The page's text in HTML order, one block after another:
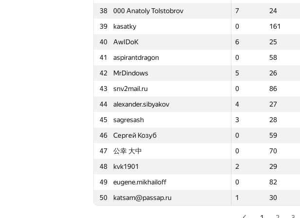
38
000 Anatoly Tolstobrov 7 24
39
kasatky 0 161
40
AwIDoK 6 25
41
aspirantdragon 0 58
42
MrDindows 5 26
43
snv2mail.ru 0 86
44
alexander.sibyakov 4 27
45
sagresash 3 28
46
Сергей Козуб 0 59
47
公幸 大中 0 70
48
kvk1901 2 29
49
eugene.mikhailoff 0 82
50
katsam@passap.ru 1 30
15
kurabtsky 0 314
16
fengsuiyan 22 12
17
Вадим Шилов — —
18
savask 0 68
19
Вадим Бездушний 20 13
20
FallenTurret 18 14
21
BudAlNik 16 15
22
Andrei-Marius Teodorescu — —
23
podzyuban — —
24
Robin Fritsch 15 16
25
tourist 0 117
26
Sergey Shcheglov 14 17
27
dvp 13 18
110